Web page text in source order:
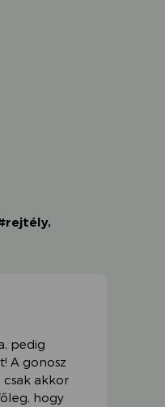
,
pedig
A gonosz
csak akkor
hogy